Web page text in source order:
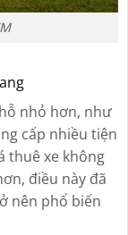
nhỏ hơn, như
cấp nhiều tiện
thuê xe không
điều này đã
nên phổ biến